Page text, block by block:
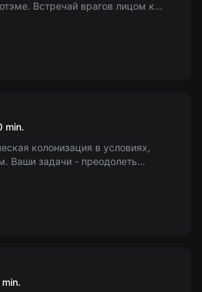
Встречай врагов лицом к
Red
min.
колонизация в условиях,
Ваши задачи - преодолеть
лазертаг
min.